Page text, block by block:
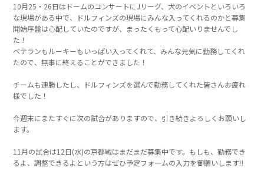
10月25・26日はドームのコンサートにJリーグ、犬のイベントといろいろ
な現場がある中で、ドルフィンズの現場にみんな入ってくれるのかと募集
開始序盤は心配していたのですが、まったくもって心配いりませんでし
た！
ベテランもルーキーもいっぱい入ってくれて、みんな元気に勤務してくれ
たので、無事に終えることができました！
チームも連勝したし、ドルフィンズを選んで勤務してくれた皆さんお疲れ
様でした！
今週末にまたすぐに次の試合がありますので、引き続きよろしくお願いし
ます。
11月の試合は12日(水)の京都戦はまだまだ募集中です。もしも、勤務でき
るよ、調整できるよという方はぜひ予定フォームの入力を御願いします‼